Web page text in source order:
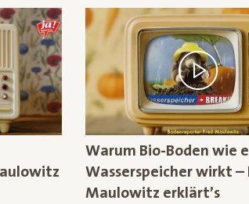
Warum Bio-Boden wie
Wasserspeicher wirkt –
Maulowitz erklärt’s